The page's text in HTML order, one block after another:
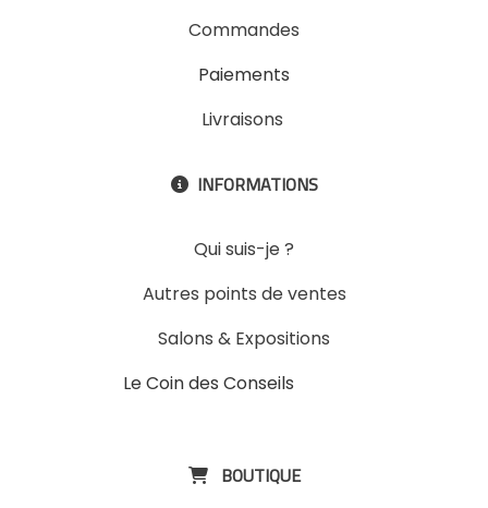
Commandes
Paiements
Livraisons
 INFORMATIONS
Qui suis-je ?
Autres points de ventes
Salons & Expositions
Le Coin des Conseils
 BOUTIQUE